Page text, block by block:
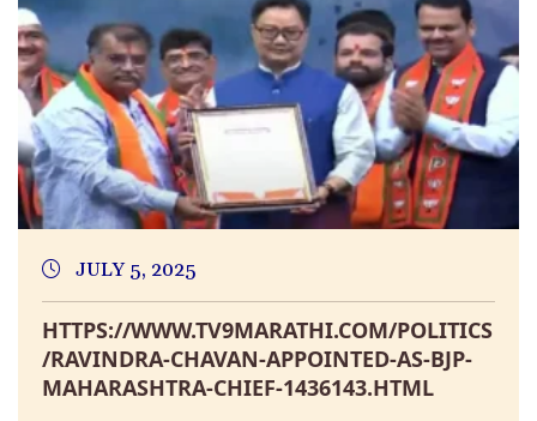
JULY 5, 2025
HTTPS://WWW.TV9MARATHI.COM/POLITICS
/RAVINDRA-CHAVAN-APPOINTED-AS-BJP-
MAHARASHTRA-CHIEF-1436143.HTML